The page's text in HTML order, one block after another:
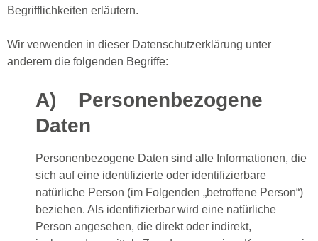
Begrifflichkeiten erläutern.
Wir verwenden in dieser Datenschutzerklärung unter
anderem die folgenden Begriffe:
A) Personenbezogene
Daten
Personenbezogene Daten sind alle Informationen, die
sich auf eine identifizierte oder identifizierbare
natürliche Person (im Folgenden „betroffene Person“)
beziehen. Als identifizierbar wird eine natürliche
Person angesehen, die direkt oder indirekt,